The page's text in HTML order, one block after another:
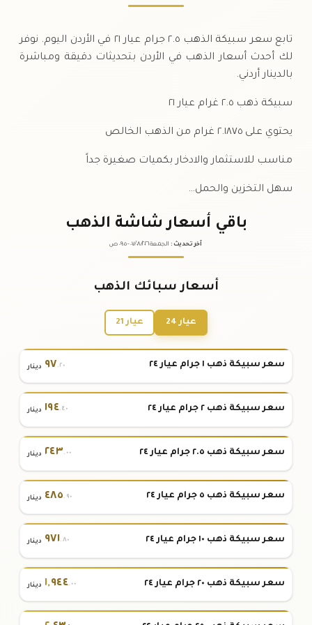
تابع سعر سبيكة الذهب ٢.٥ جرام عيار ٢١ في الأردن اليوم. نوفر
لك أحدث أسعار الذهب في الأردن بتحديثات دقيقة ومباشرة
بالدينار أردني.
سبيكة ذهب ٢.٥ غرام عيار ٢١
يحتوي على ٢.١٨٧٥ غرام من الذهب الخالص
مناسب للاستثمار والادخار بكميات صغيرة جداً
سهل التخزين والحمل…
باقي أسعار شاشة الذهب
آخر تحديث : الجمعة ٠٧ /٠٨/٢٠٢٦ - ٠٩:٠٥ ص
أسعار سبائك الذهب
عيار 24 عيار 21
سعر سبيكة ذهب ١ جرام عيار ٢٤ ٩٧.٢٠ دينار
سعر سبيكة ذهب ٢ جرام عيار ٢٤ ١٩٤.٤٠ دينار
سعر سبيكة ذهب ٢.٥ جرام عيار ٢٤ ٢٤٣.٠٠ دينار
سعر سبيكة ذهب ٥ جرام عيار ٢٤ ٤٨٥.٩٠ دينار
سعر سبيكة ذهب ١٠ جرام عيار ٢٤ ٩٧١.٨٠ دينار
سعر سبيكة ذهب ٢٠ جرام عيار ٢٤ ١,٩٤٤.٠٠ دينار